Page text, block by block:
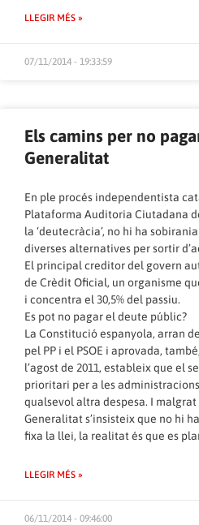
LLEGIR MÉS »
07/11/2014 - 19:33:59
Els camins per no
Generalitat
En ple procés independentista
Plataforma Auditoria Ciutadana
la ‘deutecràcia’, no hi ha
diverses alternatives per sortir
El principal creditor del govern
de Crèdit Oficial, un organisme
i concentra el 30,5% del passiu.
Es pot no pagar el deute públic?
La Constitució espanyola, arran
pel PP i el PSOE i aprovada,
l’agost de 2011, estableix que el
prioritari per a les
qualsevol altra despesa. I
Generalitat s’insisteix que no hi
fixa la llei, la realitat és que es
LLEGIR MÉS »
06/11/2014 - 09:46:00